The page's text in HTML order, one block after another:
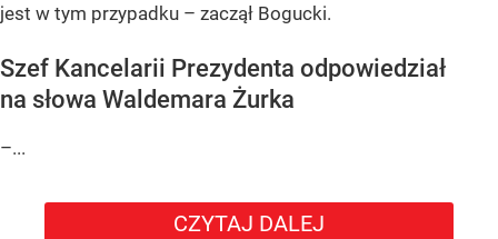
jest w tym przypadku – zaczął Bogucki.
Szef Kancelarii Prezydenta odpowiedział
na słowa Waldemara Żurka
–...
CZYTAJ DALEJ